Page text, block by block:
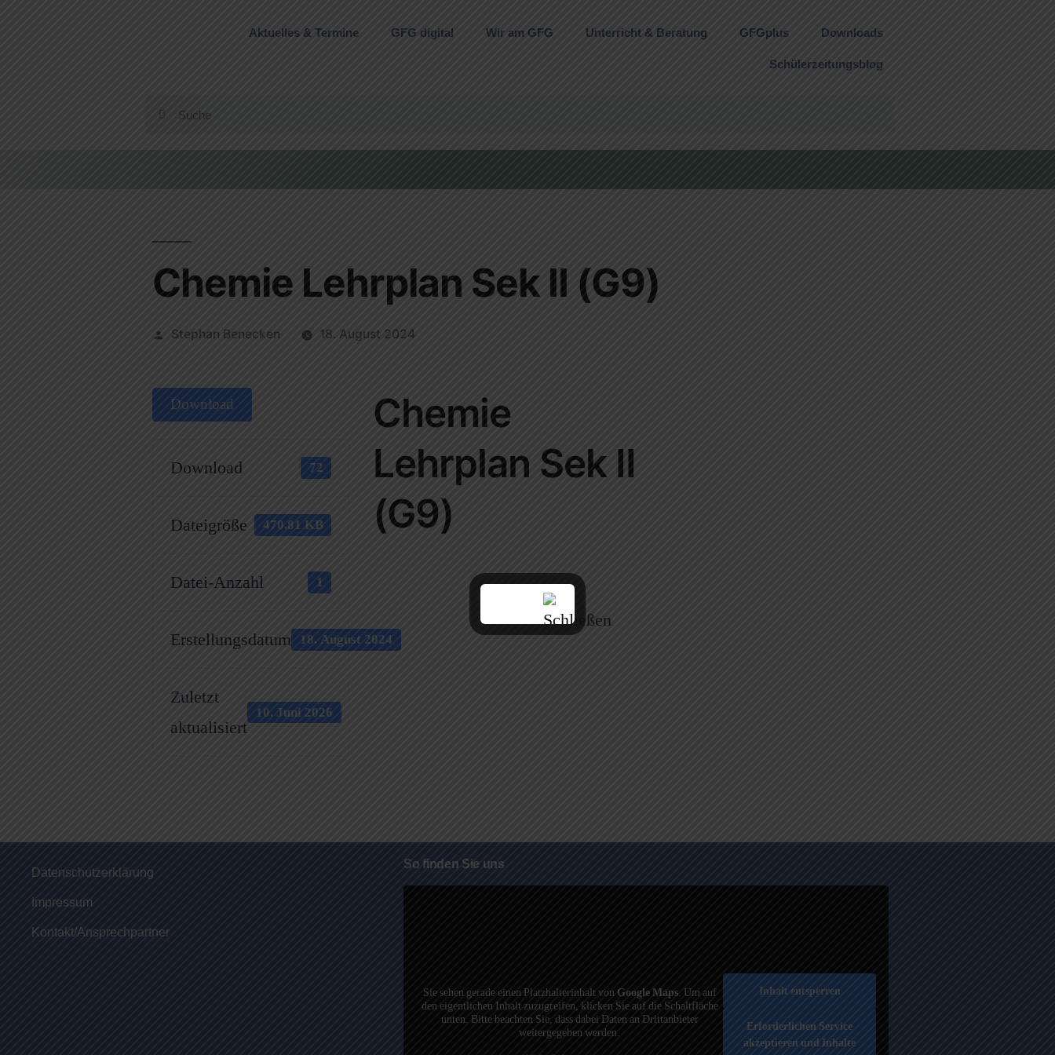
Aktuelles & Termine GFG digital Wir am GFG Unterricht & Beratung GFGplus Downloads
Schülerzeitungsblog
Chemie Lehrplan Sek II (G9)
Stephan Benecken 18. August 2024
Download
Download 72
Dateigröße 470.81 KB
Datei-Anzahl 1
Erstellungsdatum 18. August 2024
Zuletzt
aktualisiert
10. Juni 2026
Chemie
Lehrplan Sek II
(G9)
Datenschutzerklärung
Impressum
Kontakt/Ansprechpartner
So finden Sie uns
Sie sehen gerade einen Platzhalterinhalt vonGoogle Maps. Um auf
den eigentlichen Inhalt zuzugreifen, klicken Sie auf die Schaltfläche
unten. Bitte beachten Sie, dass dabei Daten an Drittanbieter
weitergegeben werden.
Inhalt entsperren
Erforderlichen Service
akzeptieren und Inhalte